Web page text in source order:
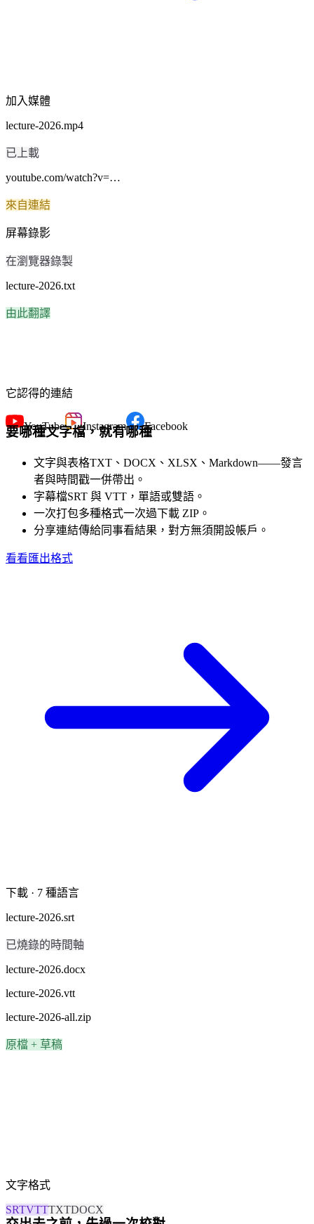
MP4 · 42:07 · 已上載
上載 MP4、MOV 影片檔，或貼上公開連結
單一檔案最長 8 小時、最大 30 GB，所有計劃相同
加入媒體
lecture-2026.mp4
已上載
youtube.com/watch?v=…
來自連結
屏幕錄影
在瀏覽器錄製
lecture-2026.txt
由此翻譯
它認得的連結
YouTube Instagram Facebook
要哪種文字檔，就有哪種
文字與表格TXT、DOCX、XLSX、Markdown——發言
者與時間戳一併帶出。
字幕檔SRT 與 VTT，單語或雙語。
一次打包多種格式一次過下載 ZIP。
分享連結傳給同事看結果，對方無須開設帳戶。
看看匯出格式
下載 · 7 種語言
lecture-2026.srt
已燒錄的時間軸
lecture-2026.docx
lecture-2026.vtt
lecture-2026-all.zip
原檔 + 草稿
文字格式
SRTVTTTXTDOCX